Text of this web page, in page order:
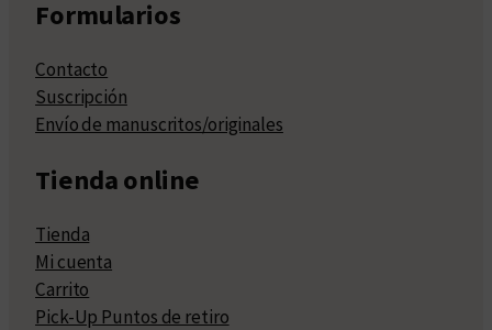
Formularios
Contacto
Suscripción
Envío de manuscritos/originales
Tienda online
Tienda
Mi cuenta
Carrito
Pick-Up Puntos de retiro